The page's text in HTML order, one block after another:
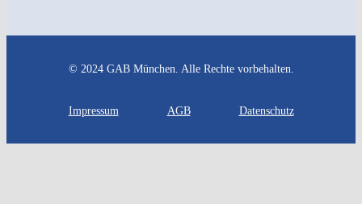
© 2024 GAB München. Alle Rechte vorbehalten.
Impressum AGB Datenschutz